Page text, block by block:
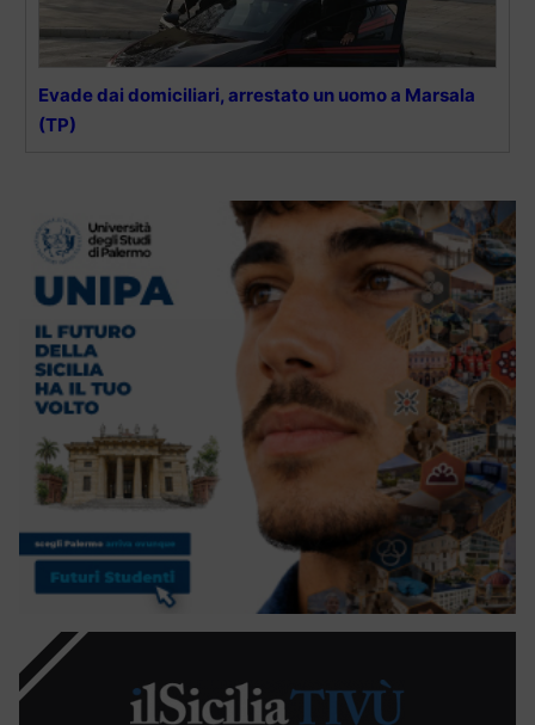
Evade dai domiciliari, arrestato un uomo a Marsala
(TP)